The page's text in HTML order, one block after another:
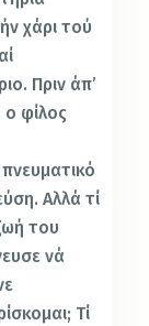
χάρι τού
Πριν άπ’
ο φίλος
Αλλά τί
του
νά
Τί